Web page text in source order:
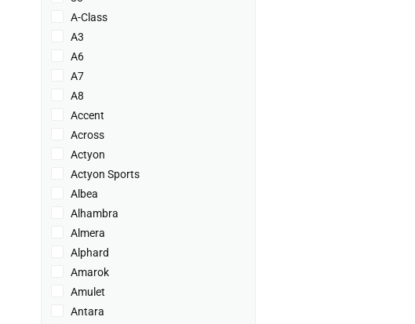
A-Class
A3
A6
A7
A8
Accent
Across
Actyon
Actyon Sports
Albea
Alhambra
Almera
Alphard
Amarok
Amulet
Antara